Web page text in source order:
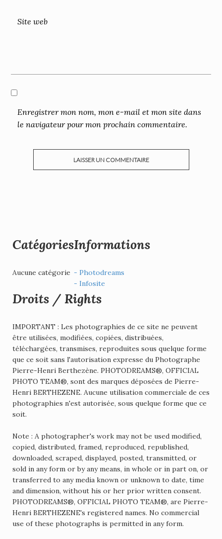
Site web
Enregistrer mon nom, mon e-mail et mon site dans
le navigateur pour mon prochain commentaire.
Catégories
Aucune catégorie
Informations
- Photodreams
- Infosite
Droits / Rights
IMPORTANT : Les photographies de ce site ne peuvent
être utilisées, modifiées, copiées, distribuées,
téléchargées, transmises, reproduites sous quelque forme
que ce soit sans l'autorisation expresse du Photographe
Pierre-Henri Berthezène. PHOTODREAMS®, OFFICIAL
PHOTO TEAM®, sont des marques déposées de Pierre-
Henri BERTHEZENE. Aucune utilisation commerciale de ces
photographies n'est autorisée, sous quelque forme que ce
soit.
Note : A photographer's work may not be used modified,
copied, distributed, framed, reproduced, republished,
downloaded, scraped, displayed, posted, transmitted, or
sold in any form or by any means, in whole or in part on, or
transferred to any media known or unknown to date, time
and dimension, without his or her prior written consent.
PHOTODREAMS®, OFFICIAL PHOTO TEAM®, are Pierre-
Henri BERTHEZENE's registered names. No commercial
use of these photographs is permitted in any form.